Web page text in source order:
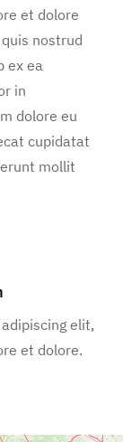
et dolore
nostrud
ex ea
in
dolore eu
cupidatat
mollit
elit,
et dolore.